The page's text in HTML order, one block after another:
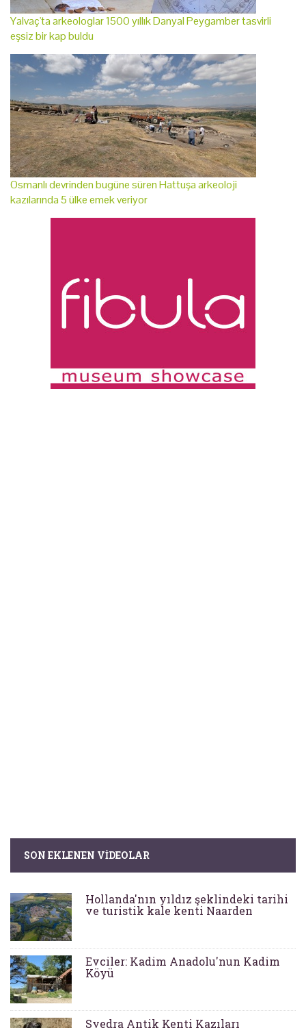
Yalvaç'ta arkeologlar 1500 yıllık Danyal Peygamber tasvirli
eşsiz bir kap buldu
Osmanlı devrinden bugüne süren Hattuşa arkeoloji
kazılarında 5 ülke emek veriyor
SON EKLENEN VIDEOLAR
Hollanda'nın yıldız şeklindeki tarihi
ve turistik kale kenti Naarden
Evciler: Kadim Anadolu'nun Kadim
Köyü
Syedra Antik Kenti Kazıları